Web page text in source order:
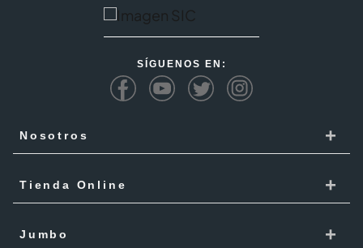
SÍGUENOS EN:
Nosotros +
Responsabilidad Social
Trabaja con Nosotros
Tienda Online +
Jumbo +